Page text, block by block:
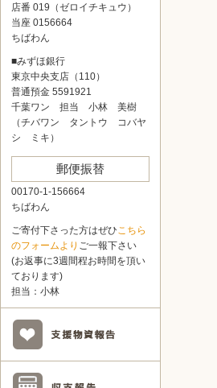
店番 019（ゼロイチキュウ）
当座 0156664
ちばわん
■みずほ銀行
東京中央支店（110）
普通預金 5591921
千葉ワン 担当 小林 美樹
（チバワン タントウ コバヤ
シ ミキ）
郵便振替
00170-1-156664
ちばわん
ご寄付下さった方はぜひこちら
のフォームより ご一報下さい
(お返事に3週間程お時間を頂い
ております)
担当：小林